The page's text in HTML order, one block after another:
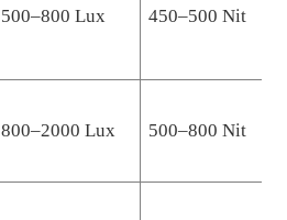
500–800 Lux 450–500 Nit
800–2000 Lux 500–800 Nit